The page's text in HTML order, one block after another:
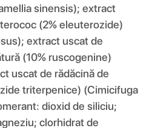
sinensis); extract
(2% eleuterozide)
extract uscat de
(10% ruscogenine)
uscat de rădăcină de
triterpenice) (Cimicifuga
dioxid de siliciu;
clorhidrat de